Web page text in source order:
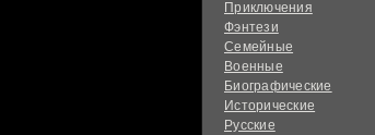
Приключения
Фэнтези
Семейные
Военные
Биографические
Исторические
Русские